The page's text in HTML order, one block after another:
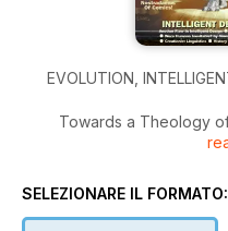
EVOLUTION,
Towards a Theology
Brouhaha; Creationism’s
SELEZIONARE IL FORMATO: